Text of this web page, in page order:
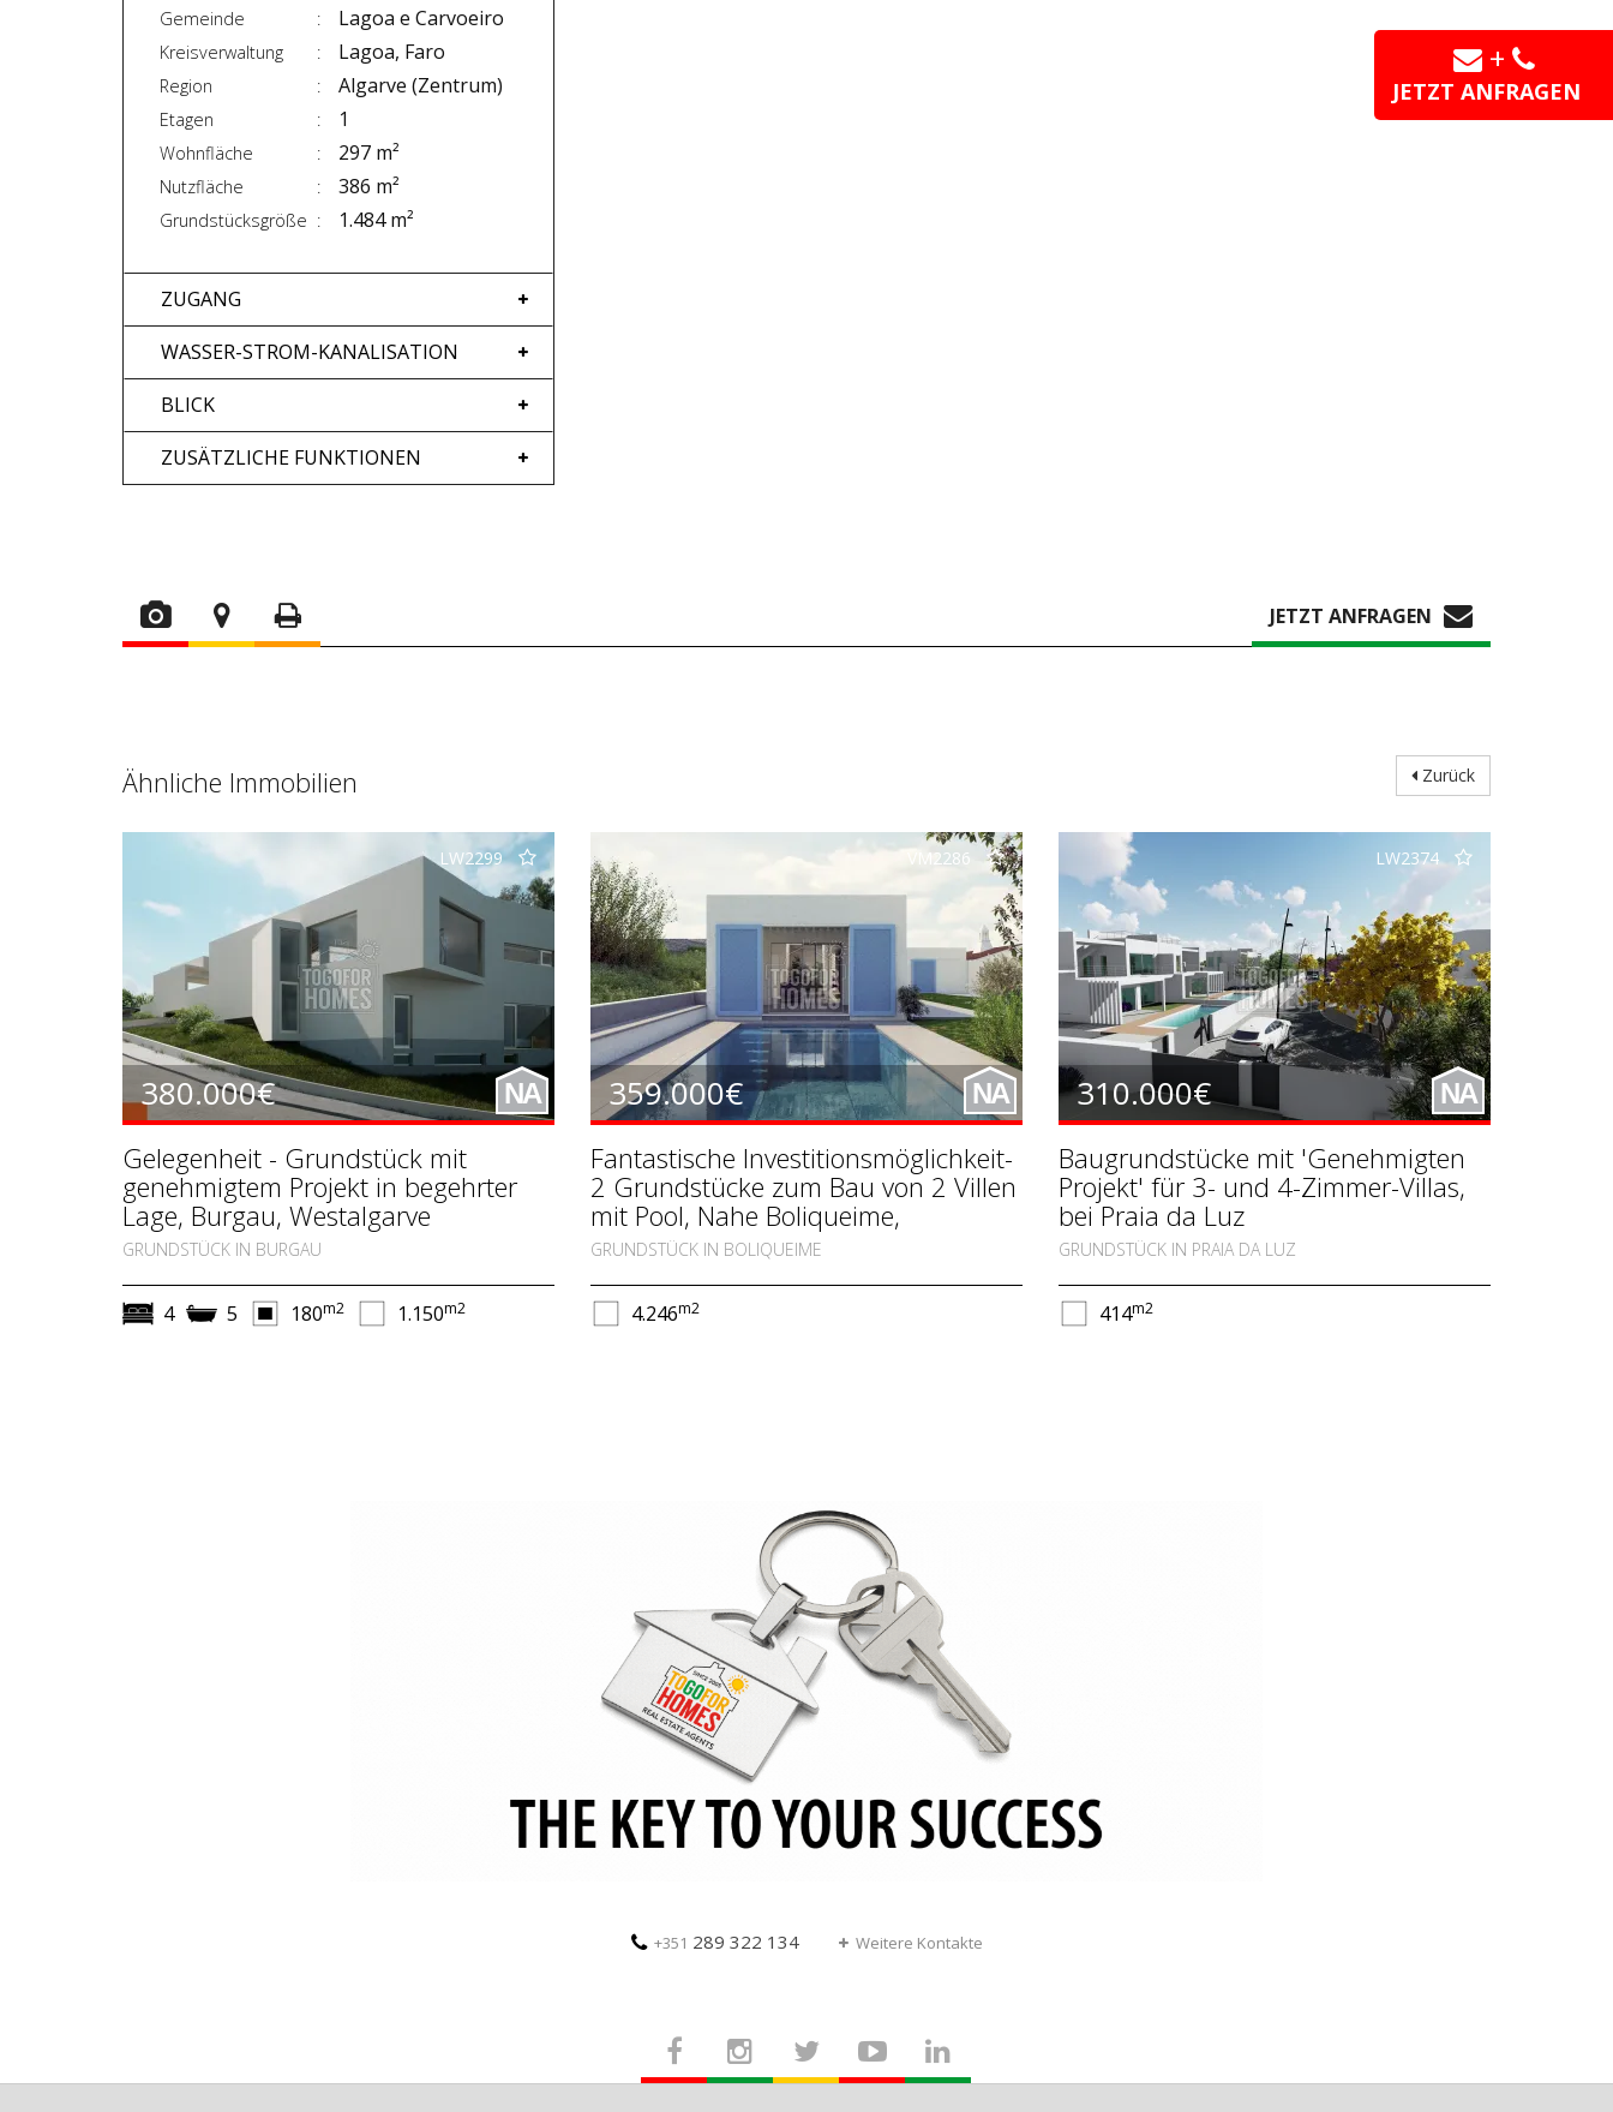
Gemeinde Lagoa e Carvoeiro
Kreisverwaltung Lagoa, Faro
Region Algarve (Zentrum)
Etagen 1
Wohnfläche 297 m²
Nutzfläche 386 m²
Grundstücksgröße 1.484 m²
ZUGANG
WASSER-STROM-KANALISATION
BLICK
ZUSÄTZLICHE FUNKTIONEN
JETZT ANFRAGEN
Zurück
Ähnliche Immobilien
LW2299
380.000€ NA
Gelegenheit - Grundstück mit
genehmigtem Projekt in begehrter
Lage, Burgau, Westalgarve
GRUNDSTÜCK IN BURGAU
4 5 180m2 1.150m2
VM2286
359.000€ NA
Fantastische Investitionsmöglichkeit-
2 Grundstücke zum Bau von 2 Villen
mit Pool, Nahe Boliqueime,
Vilamoura
GRUNDSTÜCK IN BOLIQUEIME
4.246m2
LW2374
310.000€ NA
Baugrundstücke mit 'Genehmigten
Projekt' für 3- und 4-Zimmer-Villas,
bei Praia da Luz
GRUNDSTÜCK IN PRAIA DA LUZ
414m2
+351 289 322 134 Weitere Kontakte
JETZT ANFRAGEN
+